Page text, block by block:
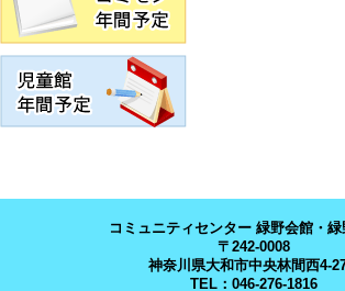
コミュニティセンター 緑野会館・
〒242-0008
神奈川県大和市中央林間西4-
TEL：046-276-1816